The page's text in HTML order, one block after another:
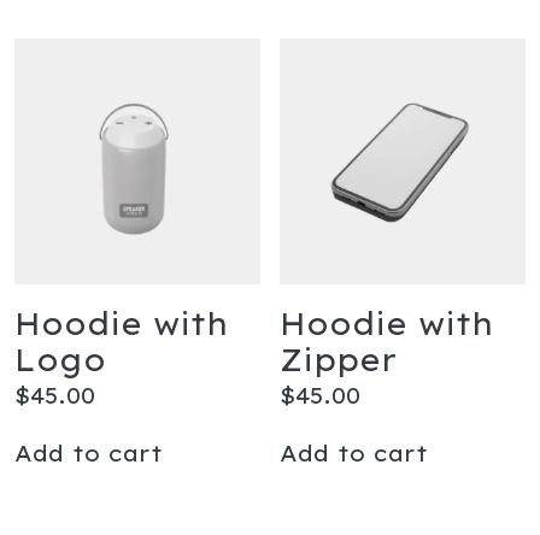
Hoodie with
Logo
$45.00
Add to cart
Hoodie with
Zipper
$45.00
Add to cart